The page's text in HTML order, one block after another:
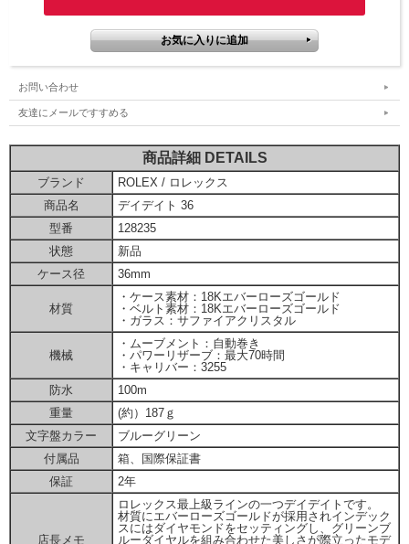
お問い合わせ
友達にメールですすめる
商品詳細 DETAILS
ブランド
ROLEX / ロレックス
商品名
デイデイト 36
型番
128235
状態
新品
ケース径
36mm
材質
・ケース素材：18Kエバーローズゴールド
・ベルト素材：18Kエバーローズゴールド
・ガラス：サファイアクリスタル
機械
・ムーブメント：自動巻き
・パワーリザーブ：最大70時間
・キャリバー：3255
防水
100m
重量
(約）187ｇ
文字盤カラー
ブルーグリーン
付属品
箱、国際保証書
保証
2年
店長メモ
ロレックス最上級ラインの一つデイデイトです。
材質にエバーローズゴールドが採用されインデック
スにはダイヤモンドをセッティングし、グリーンブ
ルーダイヤルを組み合わせた美しさが際立ったモデ